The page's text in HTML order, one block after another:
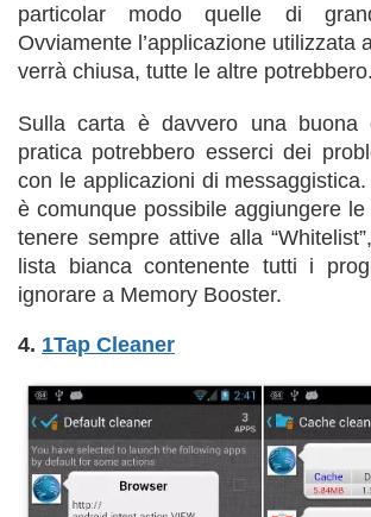
particolar modo quelle di
Ovviamente l’applicazione utilizzata
verrà chiusa, tutte le altre potrebbero.
Sulla carta è davvero una buona
pratica potrebbero esserci dei
con le applicazioni di
è comunque possibile aggiungere
tenere sempre attive alla
lista bianca contenente tutti i
ignorare a Memory Booster.
4. 1Tap Cleaner